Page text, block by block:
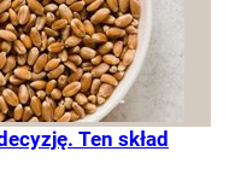
Ten skład